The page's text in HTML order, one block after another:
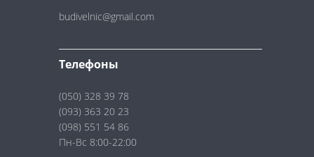
budivelnic@gmail.com
Телефоны
(050) 328 39 78
(093) 363 20 23
(098) 551 54 86
Пн-Вс 8:00-22:00